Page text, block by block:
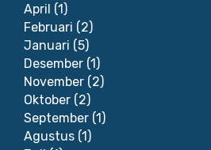
April (1)
Februari (2)
Januari (5)
Desember (1)
November (2)
Oktober (2)
September (1)
Agustus (1)